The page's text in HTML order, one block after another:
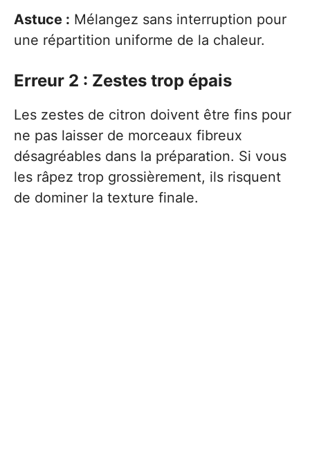
Astuce : Mélangez sans interruption pour
une répartition uniforme de la chaleur.
Erreur 2 : Zestes trop épais
Les zestes de citron doivent être fins pour
ne pas laisser de morceaux fibreux
désagréables dans la préparation. Si vous
les râpez trop grossièrement, ils risquent
de dominer la texture finale.